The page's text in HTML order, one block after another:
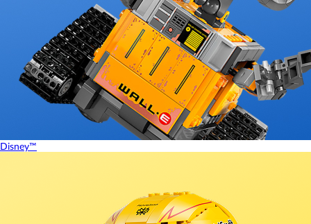
Disney™